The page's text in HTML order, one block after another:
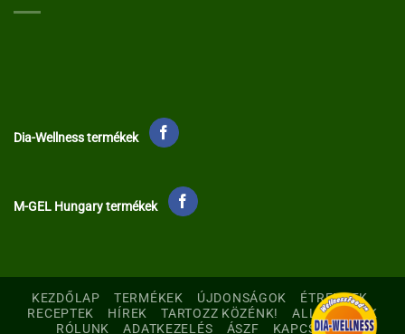
Dia-Wellness termékek
M-GEL Hungary termékek
KEZDŐLAP TERMÉKEK ÚJDONSÁGOK
ÉTRENDEK
RECEPTEK
HÍREK TARTOZZ KÖZÉNK!
ALLERGÉNEK
RÓLUNK
ADATKEZELÉS ÁSZF KAPCSOLAT